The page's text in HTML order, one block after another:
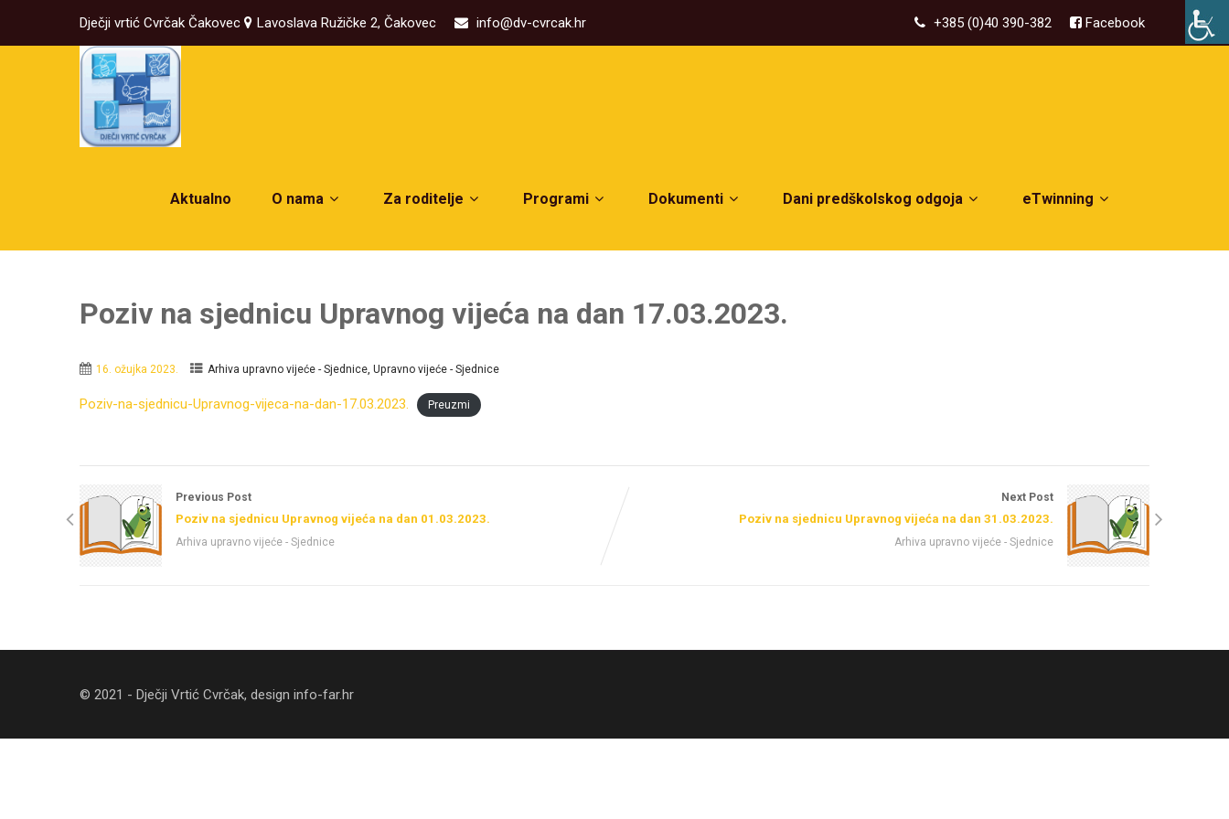
Dječji vrtić Cvrčak Čakovec Lavoslava Ružičke 2, Čakovec info@dv-cvrcak.hr +385 (0)40 390-382 Facebook
Aktualno O nama Za roditelje Programi Dokumenti Dani predškolskog odgoja eTwinning
Poziv na sjednicu Upravnog vijeća na dan 17.03.2023.
16. ožujka 2023. Arhiva upravno vijeće - Sjednice Upravno vijeće - Sjednice
Poziv-na-sjednicu-Upravnog-vijeca-na-dan-17.03.2023. Preuzmi
Previous Post
Poziv na sjednicu Upravnog vijeća na dan 01.03.2023.
Arhiva upravno vijeće - Sjednice
Next Post
Poziv na sjednicu Upravnog vijeća na dan 31.03.2023.
Arhiva upravno vijeće - Sjednice
© 2021 - Dječji Vrtić Cvrčak, design info-far.hr